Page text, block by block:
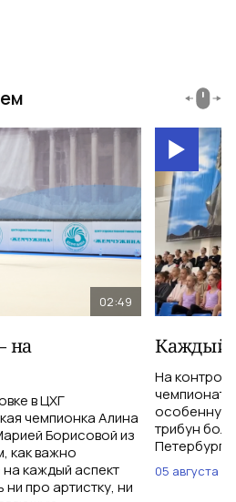
02:49
на
в ЦХГ
чемпионка Алина
Борисовой из
как важно
каждый аспект
про артистку, ни
Каждый
На
особенную
трибун
05 августа